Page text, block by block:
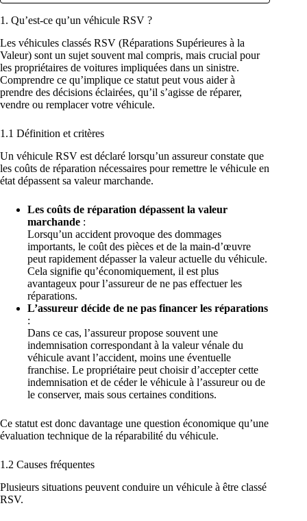
1. Qu’est-ce qu’un véhicule RSV ?
Les véhicules classés RSV (Réparations Supérieures à la
Valeur) sont un sujet souvent mal compris, mais crucial pour
les propriétaires de voitures impliquées dans un sinistre.
Comprendre ce qu’implique ce statut peut vous aider à
prendre des décisions éclairées, qu’il s’agisse de réparer,
vendre ou remplacer votre véhicule.
1.1 Définition et critères
Un véhicule RSV est déclaré lorsqu’un assureur constate que
les coûts de réparation nécessaires pour remettre le véhicule en
état dépassent sa valeur marchande.
Les coûts de réparation dépassent la valeur
marchande :
Lorsqu’un accident provoque des dommages
importants, le coût des pièces et de la main-d’œuvre
peut rapidement dépasser la valeur actuelle du véhicule.
Cela signifie qu’économiquement, il est plus
avantageux pour l’assureur de ne pas effectuer les
réparations.
L’assureur décide de ne pas financer les réparations
:
Dans ce cas, l’assureur propose souvent une
indemnisation correspondant à la valeur vénale du
véhicule avant l’accident, moins une éventuelle
franchise. Le propriétaire peut choisir d’accepter cette
indemnisation et de céder le véhicule à l’assureur ou de
le conserver, mais sous certaines conditions.
Ce statut est donc davantage une question économique qu’une
évaluation technique de la réparabilité du véhicule.
1.2 Causes fréquentes
Plusieurs situations peuvent conduire un véhicule à être classé
RSV.